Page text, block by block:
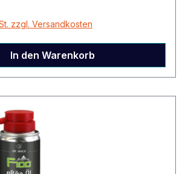
Verschmutzungen werden
Dank verschiedener
an Kette, Kassette und
widerstandsfähigen Borsten
des Reinigungsmittels –
bei minimalem Aufwand.
x 29,3 cm Sonstiges
Bürstenköpfe reinigt und verteilt
gleichmäßig Artikelnummer
zzgl. Versandkosten
In den Warenkorb